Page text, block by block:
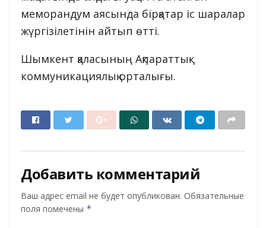
меморандум аясында бірқатар іс шаралар
жүргізілетінін айтып өтті.
Шымкент қаласының Ақпараттық-
коммуникациялық орталығы.
Добавить комментарий
Ваш адрес email не будет опубликован. Обязательные
поля помечены *